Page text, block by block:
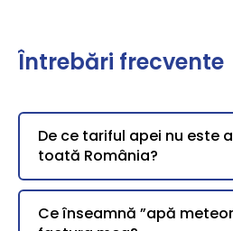
Întrebări frecvente
De ce tariful apei nu este
toată România?
Ce înseamnă ”apă